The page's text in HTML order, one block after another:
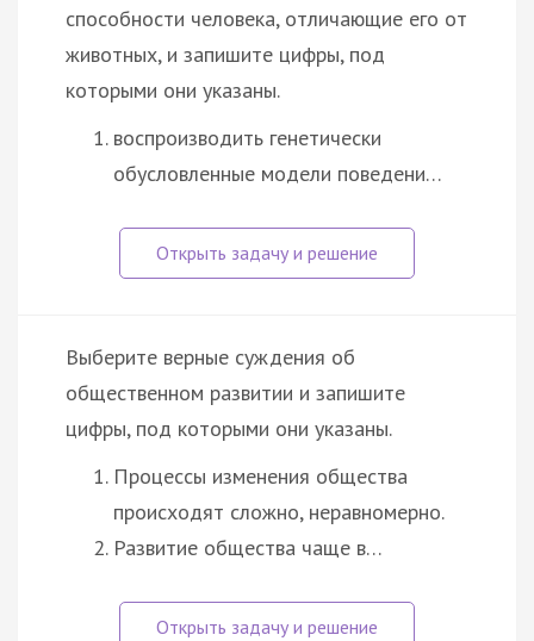
способности человека, отличающие его от
животных, и запишите цифры, под
которыми они указаны.
воспроизводить генетически
обусловленные модели поведени…
Выберите верные суждения об
общественном развитии и запишите
цифры, под которыми они указаны.
Процессы изменения общества
происходят сложно, неравномерно.
Развитие общества чаще в…